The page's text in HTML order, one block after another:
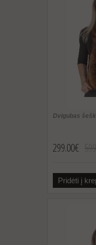
Dvigubas
299.00€
Pridėti į